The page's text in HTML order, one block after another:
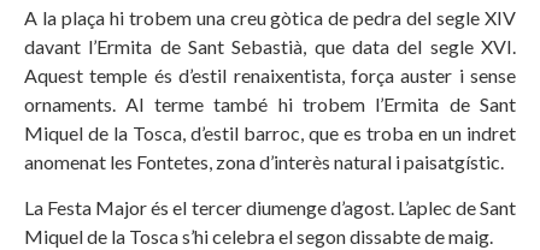
A la plaça hi trobem una creu gòtica de pedra del segle XIV
davant l’Ermita de Sant Sebastià, que data del segle XVI.
Aquest temple és d’estil renaixentista, força auster i sense
ornaments. Al terme també hi trobem l’Ermita de Sant
Miquel de la Tosca, d’estil barroc, que es troba en un indret
anomenat les Fontetes, zona d’interès natural i paisatgístic.
La Festa Major és el tercer diumenge d’agost. L’aplec de Sant
Miquel de la Tosca s’hi celebra el segon dissabte de maig.